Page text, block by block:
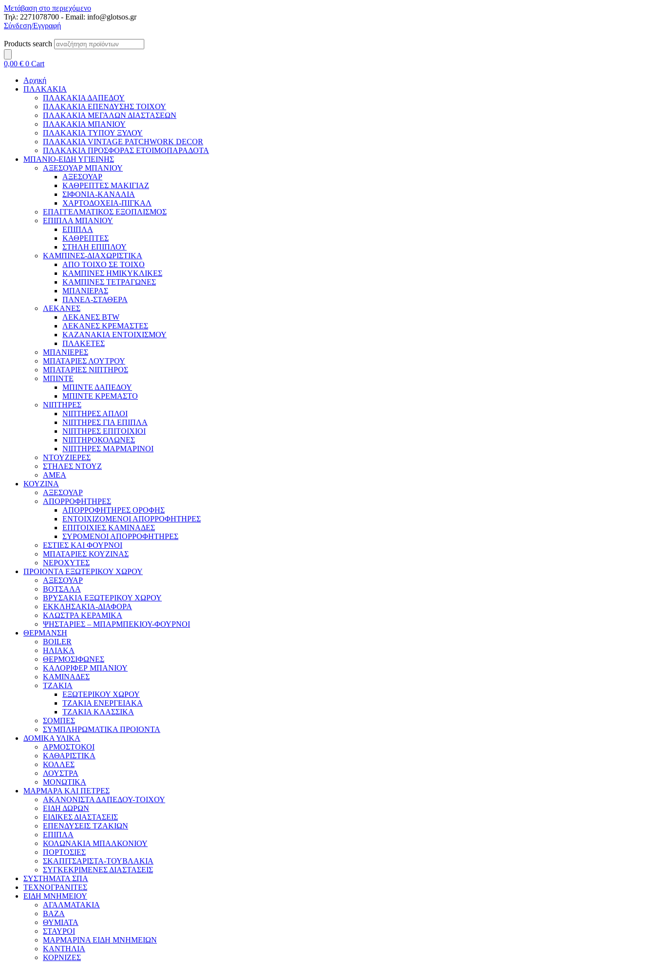
Μετάβαση στο περιεχόμενο
Τηλ: 2271078700 - Email: info@glotsos.gr
Σύνδεση/Εγγραφή
Products search
0,00 € 0 Cart
Αρχική
ΠΛΑΚΑΚΙΑ
ΠΛΑΚΑΚΙΑ ΔΑΠΕΔΟΥ
ΠΛΑΚΑΚΙΑ ΕΠΕΝΔΥΣΗΣ ΤΟΙΧΟΥ
ΠΛΑΚΑΚΙΑ ΜΕΓΑΛΩΝ ΔΙΑΣΤΑΣΕΩΝ
ΠΛΑΚΑΚΙΑ ΜΠΑΝΙΟΥ
ΠΛΑΚΑΚΙΑ ΤΥΠΟΥ ΞΥΛΟΥ
ΠΛΑΚΑΚΙΑ VINTAGE PATCHWORK DECOR
ΠΛΑΚΑΚΙΑ ΠΡΟΣΦΟΡΑΣ ΕΤΟΙΜΟΠΑΡΑΔΟΤΑ
ΜΠΑΝΙΟ-ΕΙΔΗ ΥΓΙΕΙΝΗΣ
ΑΞΕΣΟΥΑΡ ΜΠΑΝΙΟΥ
ΑΞΕΣΟΥΑΡ
ΚΑΘΡΕΠΤΕΣ ΜΑΚΙΓΙΑΖ
ΣΙΦΟΝΙΑ-ΚΑΝΑΛΙΑ
ΧΑΡΤΟΔΟΧΕΙΑ-ΠΙΓΚΑΛ
ΕΠΑΓΓΕΛΜΑΤΙΚΟΣ ΕΞΟΠΛΙΣΜΟΣ
ΕΠΙΠΛΑ ΜΠΑΝΙΟΥ
ΕΠΙΠΛΑ
ΚΑΘΡΕΠΤΕΣ
ΣΤΗΛΗ ΕΠΙΠΛΟΥ
ΚΑΜΠΙΝΕΣ-ΔΙΑΧΩΡΙΣΤΙΚΑ
ΑΠΟ ΤΟΙΧΟ ΣΕ ΤΟΙΧΟ
ΚΑΜΠΙΝΕΣ ΗΜΙΚΥΚΛΙΚΕΣ
ΚΑΜΠΙΝΕΣ ΤΕΤΡΑΓΩΝΕΣ
ΜΠΑΝΙΕΡΑΣ
ΠΑΝΕΛ-ΣΤΑΘΕΡΑ
ΛΕΚΑΝΕΣ
ΛΕΚΑΝΕΣ BTW
ΛΕΚΑΝΕΣ ΚΡΕΜΑΣΤΕΣ
ΚΑΖΑΝΑΚΙΑ ΕΝΤΟΙΧΙΣΜΟΥ
ΠΛΑΚΕΤΕΣ
ΜΠΑΝΙΕΡΕΣ
ΜΠΑΤΑΡΙΕΣ ΛΟΥΤΡΟΥ
ΜΠΑΤΑΡΙΕΣ ΝΙΠΤΗΡΟΣ
ΜΠΙΝΤΕ
ΜΠΙΝΤΕ ΔΑΠΕΔΟΥ
ΜΠΙΝΤΕ ΚΡΕΜΑΣΤΟ
ΝΙΠΤΗΡΕΣ
ΝΙΠΤΗΡΕΣ ΑΠΛΟΙ
ΝΙΠΤΗΡΕΣ ΓΙΑ ΕΠΙΠΛΑ
ΝΙΠΤΗΡΕΣ ΕΠΙΤΟΙΧΙΟΙ
ΝΙΠΤΗΡΟΚΟΛΩΝΕΣ
ΝΙΠΤΗΡΕΣ ΜΑΡΜΑΡΙΝΟΙ
ΝΤΟΥΖΙΕΡΕΣ
ΣΤΗΛΕΣ ΝΤΟΥΖ
ΑΜΕΑ
ΚΟΥΖΙΝΑ
ΑΞΕΣΟΥΑΡ
ΑΠΟΡΡΟΦΗΤΗΡΕΣ
ΑΠΟΡΡΟΦΗΤΗΡΕΣ ΟΡΟΦΗΣ
ΕΝΤΟΙΧΙΖΟΜΕΝΟΙ ΑΠΟΡΡΟΦΗΤΗΡΕΣ
ΕΠΙΤΟΙΧΙΕΣ ΚΑΜΙΝΑΔΕΣ
ΣΥΡΟΜΕΝΟΙ ΑΠΟΡΡΟΦΗΤΗΡΕΣ
ΕΣΤΙΕΣ ΚΑΙ ΦΟΥΡΝΟΙ
ΜΠΑΤΑΡΙΕΣ ΚΟΥΖΙΝΑΣ
ΝΕΡΟΧΥΤΕΣ
ΠΡΟΙΟΝΤΑ ΕΞΩΤΕΡΙΚΟΥ ΧΩΡΟΥ
ΑΞΕΣΟΥΑΡ
ΒΟΤΣΑΛΑ
ΒΡΥΣΑΚΙΑ ΕΞΩΤΕΡΙΚΟΥ ΧΩΡΟΥ
ΕΚΚΛΗΣΑΚΙΑ-ΔΙΑΦΟΡΑ
ΚΛΩΣΤΡΑ ΚΕΡΑΜΙΚΑ
ΨΗΣΤΑΡΙΕΣ – ΜΠΑΡΜΠΕΚΙΟΥ-ΦΟΥΡΝΟΙ
ΘΕΡΜΑΝΣΗ
BOILER
ΗΛΙΑΚΑ
ΘΕΡΜΟΣΙΦΩΝΕΣ
ΚΑΛΟΡΙΦΕΡ ΜΠΑΝΙΟΥ
ΚΑΜΙΝΑΔΕΣ
ΤΖΑΚΙΑ
ΕΞΩΤΕΡΙΚΟΥ ΧΩΡΟΥ
ΤΖΑΚΙΑ ΕΝΕΡΓΕΙΑΚΑ
ΤΖΑΚΙΑ ΚΛΑΣΣΙΚΑ
ΣΟΜΠΕΣ
ΣΥΜΠΛΗΡΩΜΑΤΙΚΑ ΠΡΟΙΟΝΤΑ
ΔΟΜΙΚΑ ΥΛΙΚΑ
ΑΡΜΟΣΤΟΚΟΙ
ΚΑΘΑΡΙΣΤΙΚΑ
ΚΟΛΛΕΣ
ΛΟΥΣΤΡΑ
ΜΟΝΩΤΙΚΑ
ΜΑΡΜΑΡΑ ΚΑΙ ΠΕΤΡΕΣ
ΑΚΑΝΟΝΙΣΤΑ ΔΑΠΕΔΟΥ-ΤΟΙΧΟΥ
ΕΙΔΗ ΔΩΡΩΝ
ΕΙΔΙΚΕΣ ΔΙΑΣΤΑΣΕΙΣ
ΕΠΕΝΔΥΣΕΙΣ ΤΖΑΚΙΩΝ
ΕΠΙΠΛΑ
ΚΟΛΩΝΑΚΙΑ ΜΠΑΛΚΟΝΙΟΥ
ΠΟΡΤΟΣΙΕΣ
ΣΚΑΠΙΤΣΑΡΙΣΤΑ-ΤΟΥΒΛΑΚΙΑ
ΣΥΓΚΕΚΡΙΜΕΝΕΣ ΔΙΑΣΤΑΣΕΙΣ
ΣΥΣΤΗΜΑΤΑ ΣΠΑ
ΤΕΧΝΟΓΡΑΝΙΤΕΣ
ΕΙΔΗ ΜΝΗΜΕΙΟΥ
ΑΓΑΛΜΑΤΑΚΙΑ
ΒΑΖΑ
ΘΥΜΙΑΤΑ
ΣΤΑΥΡΟΙ
ΜΑΡΜΑΡΙΝΑ ΕΙΔΗ ΜΝΗΜΕΙΩΝ
ΚΑΝΤΗΛΙΑ
ΚΟΡΝΙΖΕΣ